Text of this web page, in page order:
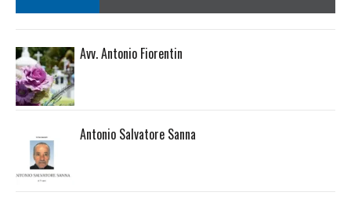
Avv. Antonio Fiorentin
Antonio Salvatore Sanna